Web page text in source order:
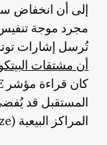
إلى أن انخفاض
مجرد موجة
تُرسل إشارات
أن مشتقات
المستقبل قد
المراكز البيعية (Short Squeeze).